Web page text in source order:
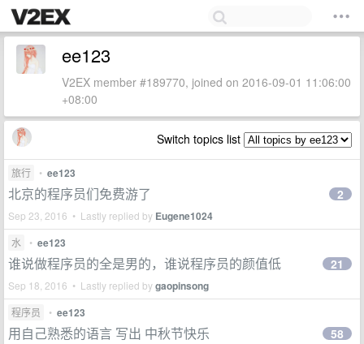
ee123
V2EX member #189770, joined on 2016-09-01 11:06:00
+08:00
Switch topics list
旅行 • ee123
北京的程序员们免费游了
Sep 23, 2016 • Lastly replied by Eugene1024
2
水 • ee123
谁说做程序员的全是男的，谁说程序员的颜值低
Sep 18, 2016 • Lastly replied bygaopinsong
21
程序员 • ee123
用自己熟悉的语言 写出 中秋节快乐 58